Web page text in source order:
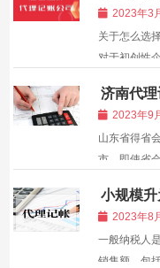
2023年3
关于怎么选
对于初创性
为企业合规
也比较 “亲
个专...
济南代
司代账的
2023年9
山东省得省
市，即使省
着，面临小
业选择济南
是多少?...
小规模
2023年8
一般纳税人
销售额，包